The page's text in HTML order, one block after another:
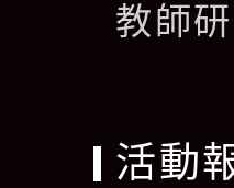
教師
活動